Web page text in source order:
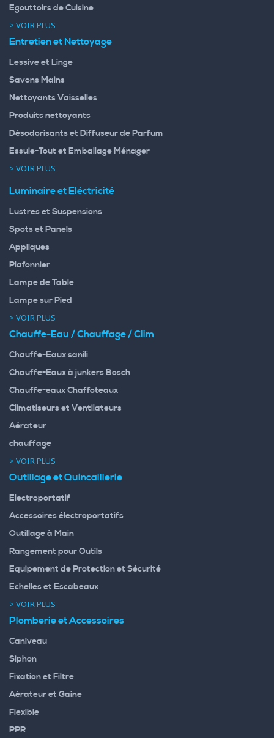
Egouttoirs de Cuisine
> VOIR PLUS
Entretien et Nettoyage
Lessive et Linge
Savons Mains
Nettoyants Vaisselles
Produits nettoyants
Désodorisants et Diffuseur de Parfum
Essuie-Tout et Emballage Ménager
> VOIR PLUS
Luminaire et Eléctricité
Lustres et Suspensions
Spots et Panels
Appliques
Plafonnier
Lampe de Table
Lampe sur Pied
> VOIR PLUS
Chauffe-Eau / Chauffage / Clim
Chauffe-Eaux sanili
Chauffe-Eaux à junkers Bosch
Chauffe-eaux Chaffoteaux
Climatiseurs et Ventilateurs
Aérateur
chauffage
> VOIR PLUS
Outillage et Quincaillerie
Electroportatif
Accessoires électroportatifs
Outillage à Main
Rangement pour Outils
Equipement de Protection et Sécurité
Echelles et Escabeaux
> VOIR PLUS
Plomberie et Accessoires
Caniveau
Siphon
Fixation et Filtre
Aérateur et Gaine
Flexible
PPR